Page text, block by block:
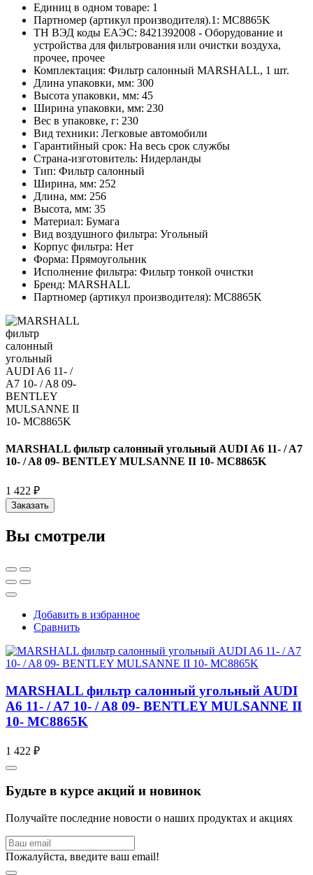
Единиц в одном товаре: 1
Партномер (артикул производителя).1: MC8865K
ТН ВЭД коды ЕАЭС: 8421392008 - Оборудование и
устройства для фильтрования или очистки воздуха,
прочее, прочее
Комплектация: Фильтр салонный MARSHALL, 1 шт.
Длина упаковки, мм: 300
Высота упаковки, мм: 45
Ширина упаковки, мм: 230
Вес в упаковке, г: 230
Вид техники: Легковые автомобили
Гарантийный срок: На весь срок службы
Страна-изготовитель: Нидерланды
Тип: Фильтр салонный
Ширина, мм: 252
Длина, мм: 256
Высота, мм: 35
Материал: Бумага
Вид воздушного фильтра: Угольный
Корпус фильтра: Нет
Форма: Прямоугольник
Исполнение фильтра: Фильтр тонкой очистки
Бренд: MARSHALL
Партномер (артикул производителя): MC8865K
MARSHALL фильтр салонный угольный AUDI A6 11- / A7
10- / A8 09- BENTLEY MULSANNE II 10- MC8865K
1 422 ₽
Заказать
Вы смотрели
Добавить в избранное
Сравнить
MARSHALL фильтр салонный угольный AUDI
A6 11- / A7 10- / A8 09- BENTLEY MULSANNE II
10- MC8865K
1 422 ₽
Будьте в курсе акций и новинок
Получайте последние новости о наших продуктах и акциях
Пожалуйста, введите ваш email!